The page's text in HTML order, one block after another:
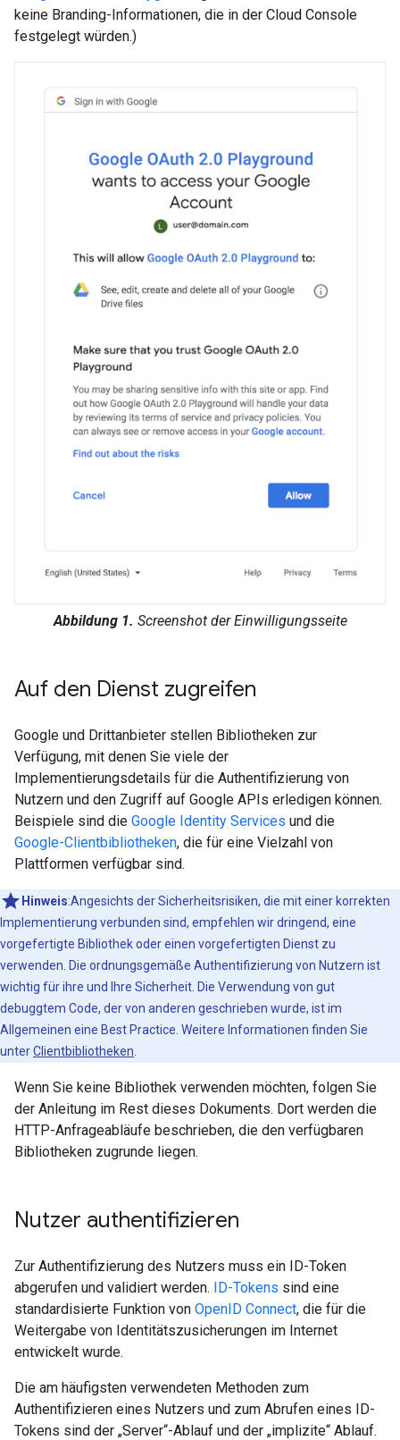
keine Branding-Informationen, die in der Cloud Console
festgelegt würden.)
Abbildung 1. Screenshot der Einwilligungsseite
Auf den Dienst zugreifen
Google und Drittanbieter stellen Bibliotheken zur
Verfügung, mit denen Sie viele der
Implementierungsdetails für die Authentifizierung von
Nutzern und den Zugriff auf Google APIs erledigen können.
Beispiele sind die Google Identity Services und die
Google-Clientbibliotheken, die für eine Vielzahl von
Plattformen verfügbar sind.
Hinweis:Angesichts der Sicherheitsrisiken, die mit einer korrekten
Implementierung verbunden sind, empfehlen wir dringend, eine
vorgefertigte Bibliothek oder einen vorgefertigten Dienst zu
verwenden. Die ordnungsgemäße Authentifizierung von Nutzern ist
wichtig für ihre und Ihre Sicherheit. Die Verwendung von gut
debuggtem Code, der von anderen geschrieben wurde, ist im
Allgemeinen eine Best Practice. Weitere Informationen finden Sie
unterClientbibliotheken
Wenn Sie keine Bibliothek verwenden möchten, folgen Sie
der Anleitung im Rest dieses Dokuments. Dort werden die
HTTP-Anfrageabläufe beschrieben, die den verfügbaren
Bibliotheken zugrunde liegen.
Nutzer authentifizieren
Zur Authentifizierung des Nutzers muss ein ID-Token
abgerufen und validiert werden. ID-Tokens sind eine
standardisierte Funktion von OpenID Connect, die für die
Weitergabe von Identitätszusicherungen im Internet
entwickelt wurde.
Die am häufigsten verwendeten Methoden zum
Authentifizieren eines Nutzers und zum Abrufen eines ID-
Tokens sind der „Server“-Ablauf und der „implizite“ Ablauf.